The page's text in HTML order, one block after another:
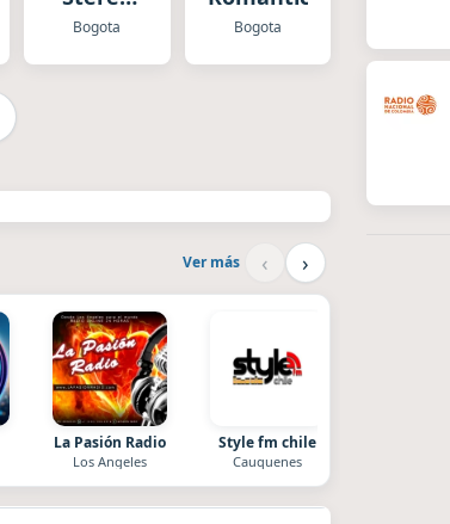
Bogotá
Bogota Bogota
Ver más ‹ ›
La Pasión Radio
Los Angeles
Style fm chile
Cauquenes